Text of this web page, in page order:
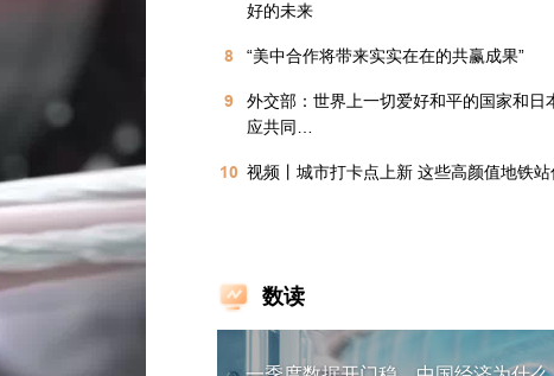
好的未来
8 “美中合作将带来实实在在的共赢成果”
9
外交部：世界上一切爱好和平的国家和日
应共同…
10 视频丨城市打卡点上新 这些高颜值地铁
数读